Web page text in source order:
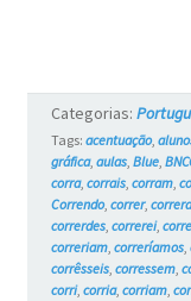
Categorias:
Tags: acentuação,
gráfica, aulas, Blue,
corra, corrais, corram,
Correndo, correr, correra
correrdes, correrei,
correriam, correríamos,
corrêsseis, corressem,
corri, corria, corriam,